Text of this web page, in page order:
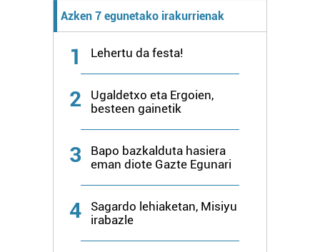
Azken 7 egunetako irakurrienak
1 Lehertu da festa!
2
Ugaldetxo eta Ergoien,
besteen gainetik
3
Bapo bazkalduta hasiera
eman diote Gazte Egunari
4
Sagardo lehiaketan, Misiyu
irabazle